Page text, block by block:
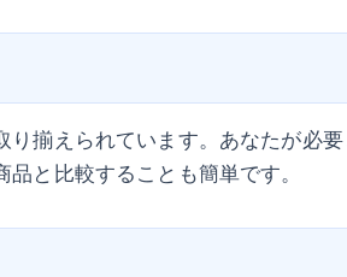
揃えられています。あなたが必
と比較することも簡単です。